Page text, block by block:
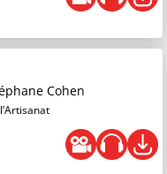
Cohen